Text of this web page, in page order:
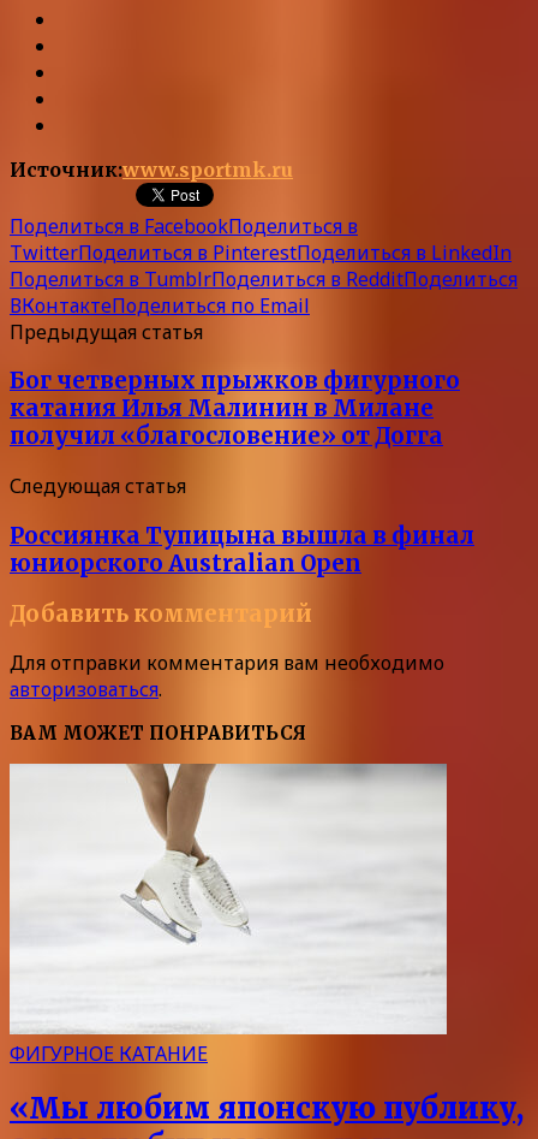
Источник:www.sportmk.ru
Поделиться в FacebookПоделиться в
TwitterПоделиться в PinterestПоделиться в LinkedIn
Поделиться в TumblrПоделиться в RedditПоделиться
ВКонтактеПоделиться по Email
Предыдущая статья
Бог четверных прыжков фигурного
катания Илья Малинин в Милане
получил «благословение» от Догга
Следующая статья
Россиянка Тупицына вышла в финал
юниорского Australian Open
Добавить комментарий
Для отправки комментария вам необходимо
авторизоваться.
ВАМ МОЖЕТ ПОНРАВИТЬСЯ
ФИГУРНОЕ КАТАНИЕ
«Мы любим японскую публику,